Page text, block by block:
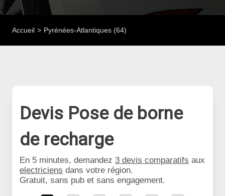
Accueil Pyrénées-Atlantiques (64)
Devis Pose de borne
de recharge
En 5 minutes, demandez 3 devis comparatifs aux
electriciens dans votre région.
Gratuit, sans pub et sans engagement.